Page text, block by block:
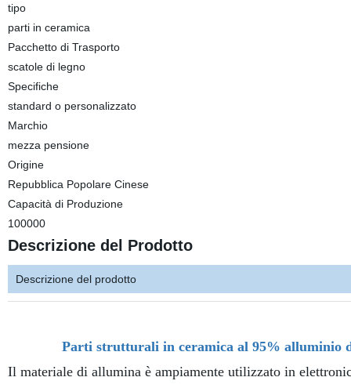
tipo
parti in ceramica
Pacchetto di Trasporto
scatole di legno
Specifiche
standard o personalizzato
Marchio
mezza pensione
Origine
Repubblica Popolare Cinese
Capacità di Produzione
100000
Descrizione del Prodotto
Descrizione del prodotto
Parti strutturali in ceramica al 95% alluminio
Il materiale di allumina è ampiamente utilizzato in